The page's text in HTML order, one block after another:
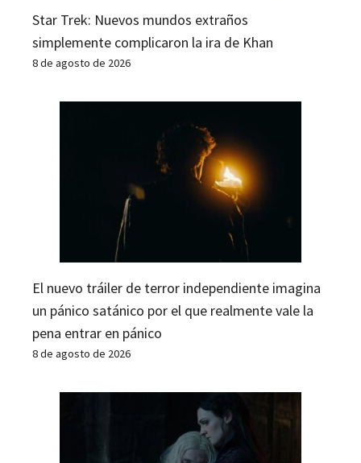
Star Trek: Nuevos mundos extraños
simplemente complicaron la ira de Khan
8 de agosto de 2026
El nuevo tráiler de terror independiente imagina
un pánico satánico por el que realmente vale la
pena entrar en pánico
8 de agosto de 2026